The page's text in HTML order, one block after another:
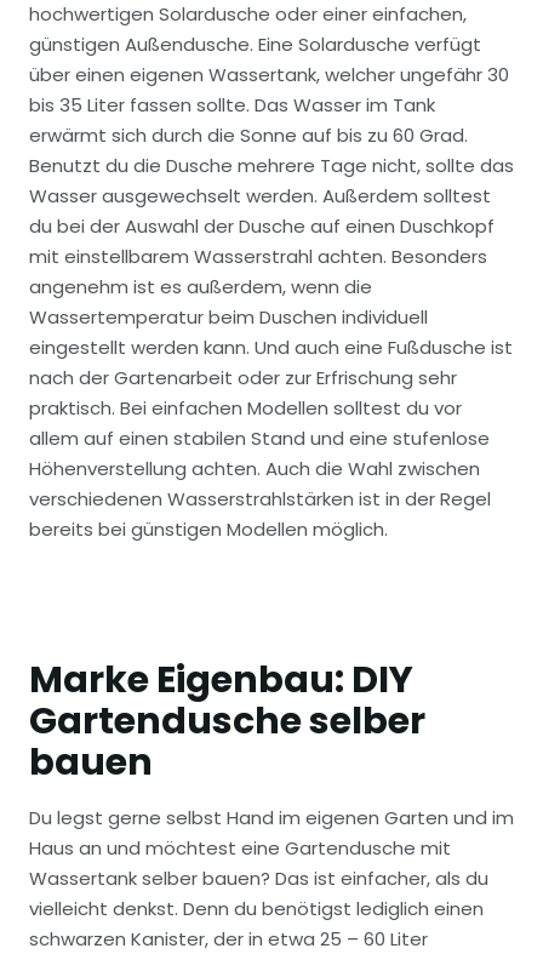
hochwertigen Solardusche oder einer einfachen,
günstigen Außendusche. Eine Solardusche verfügt
über einen eigenen Wassertank, welcher ungefähr 30
bis 35 Liter fassen sollte. Das Wasser im Tank
erwärmt sich durch die Sonne auf bis zu 60 Grad.
Benutzt du die Dusche mehrere Tage nicht, sollte das
Wasser ausgewechselt werden. Außerdem solltest
du bei der Auswahl der Dusche auf einen Duschkopf
mit einstellbarem Wasserstrahl achten. Besonders
angenehm ist es außerdem, wenn die
Wassertemperatur beim Duschen individuell
eingestellt werden kann. Und auch eine Fußdusche ist
nach der Gartenarbeit oder zur Erfrischung sehr
praktisch. Bei einfachen Modellen solltest du vor
allem auf einen stabilen Stand und eine stufenlose
Höhenverstellung achten. Auch die Wahl zwischen
verschiedenen Wasserstrahlstärken ist in der Regel
bereits bei günstigen Modellen möglich.
Marke Eigenbau: DIY
Gartendusche selber
bauen
Du legst gerne selbst Hand im eigenen Garten und im
Haus an und möchtest eine Gartendusche mit
Wassertank selber bauen? Das ist einfacher, als du
vielleicht denkst. Denn du benötigst lediglich einen
schwarzen Kanister, der in etwa 25 – 60 Liter